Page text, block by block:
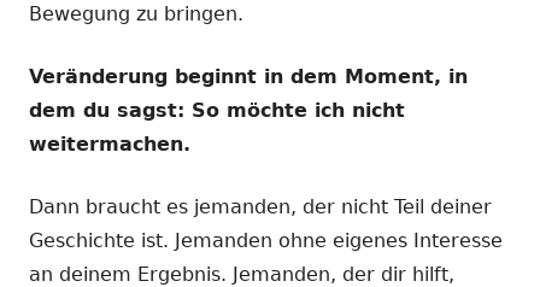
Bewegung zu bringen.
Veränderung beginnt in dem Moment, in
dem du sagst: So möchte ich nicht
weitermachen.
Dann braucht es jemanden, der nicht Teil deiner
Geschichte ist. Jemanden ohne eigenes Interesse
an deinem Ergebnis. Jemanden, der dir hilft,